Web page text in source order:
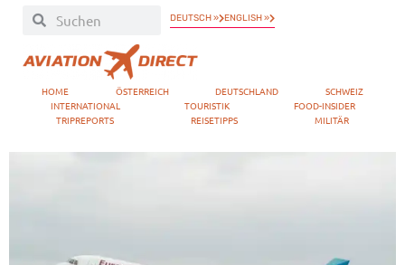
DEUTSCH » ENGLISH »
HOME ÖSTERREICH DEUTSCHLAND
SCHWEIZ
INTERNATIONAL
TOURISTIK
FOOD-INSIDER
TRIPREPORTS
REISETIPPS MILITÄR